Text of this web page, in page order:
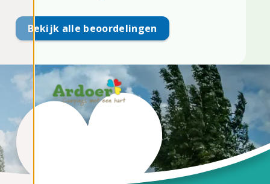
Bekijk alle beoordelingen